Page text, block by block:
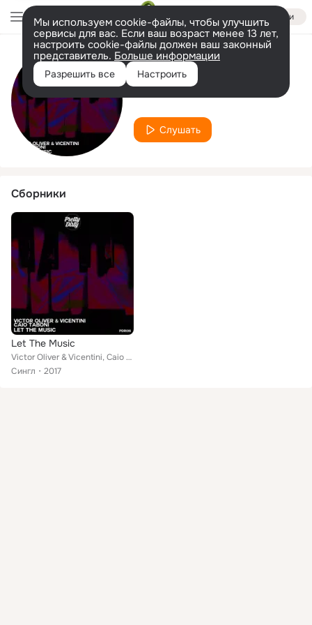
Войти
Мы используем cookie-файлы, чтобы улучшить
сервисы для вас. Если ваш возраст менее 13 лет,
настроить cookie-файлы должен ваш законный
представитель. Больше информации
Разрешить все Настроить
Исполнитель
Caio Taboni
Слушать
Сборники
Let The Music
Victor Oliver & Vicentini, Caio Taboni
Сингл
2017